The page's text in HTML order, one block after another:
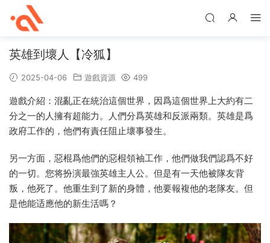
英雄到壞人【冷狐】
2025-04-06 遊戲資源 499
遊戲介紹：混亂正在統治這個世界，因爲這個世界上大約有二
分之一的人擁有超能力。人們分爲英雄和反派兩類。英雄是爲
政府工作的，他們有責任阻止壞事發生。
另一方面，惡棍爲他們的惡棍領袖工作，他們做我們認爲不好
的一切。您将扮演最強英雄主人公。但是有一天他被隊友背
叛，他死了。他重生到了新的身體，他要報複他的老隊友。但
是他能适應他的新生活嗎？